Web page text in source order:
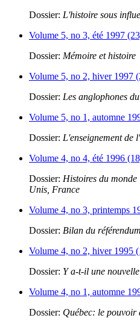
Dossier: L'histoire sous
Volume 5, no 3, été 1997
Dossier: Mémoire et histoire
Volume 5, no 2, hiver 1997
Dossier: Les anglophones
Volume 5, no 1, automne
Dossier: L'enseignement de
Volume 4, no 4, été 1996
Dossier: Histoires du
Unis, France
Volume 4, no 3, printemps
Dossier: Bilan du
Volume 4, no 2, hiver 1995
Dossier: Y a-t-il une
Volume 4, no 1, automne
Dossier: Québec: le